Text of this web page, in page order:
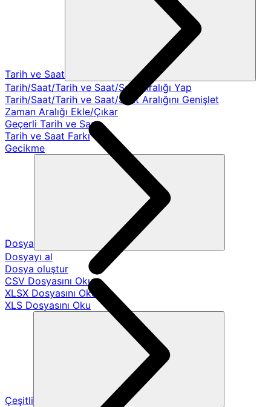
Tarih ve Saat
Tarih/Saat/Tarih ve Saat/Saat Aralığı Yap
Tarih/Saat/Tarih ve Saat/Saat Aralığını Genişlet
Zaman Aralığı Ekle/Çıkar
Geçerli Tarih ve Saat
Tarih ve Saat Farkı
Gecikme
Dosya
Dosyayı al
Dosya oluştur
CSV Dosyasını Oku
XLSX Dosyasını Oku
XLS Dosyasını Oku
Çeşitli